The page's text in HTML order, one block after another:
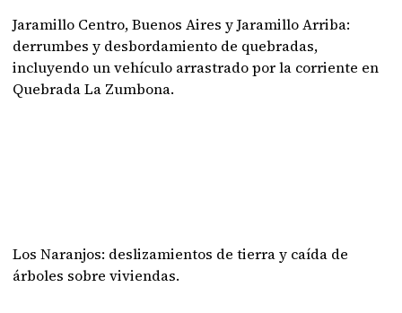
Jaramillo Centro, Buenos Aires y Jaramillo Arriba:
derrumbes y desbordamiento de quebradas,
incluyendo un vehículo arrastrado por la corriente en
Quebrada La Zumbona.
Los Naranjos: deslizamientos de tierra y caída de
árboles sobre viviendas.